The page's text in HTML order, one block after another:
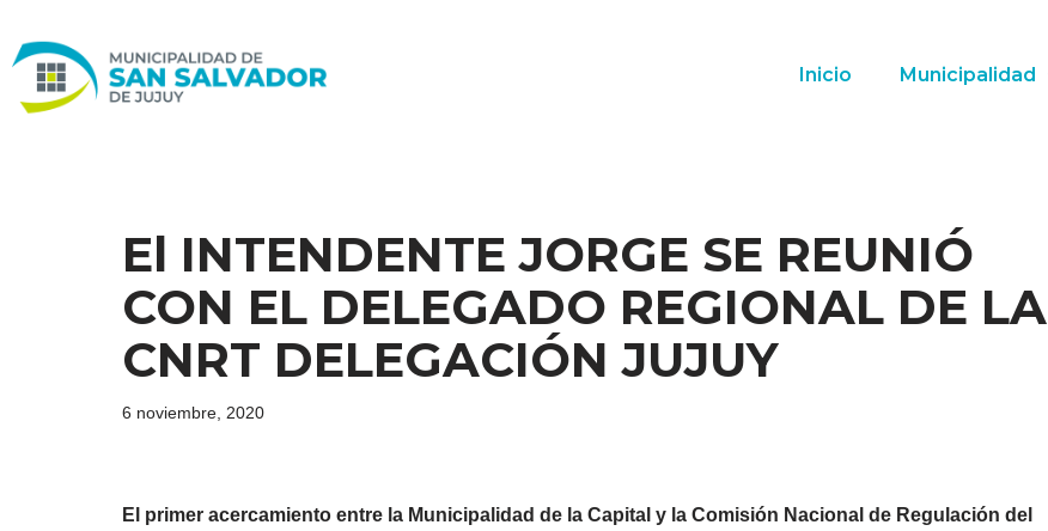
Ir
al
Inicio Municipalidad
El INTENDENTE JORGE SE REUNIÓ
CON EL DELEGADO REGIONAL DE LA
CNRT DELEGACIÓN JUJUY
6 noviembre, 2020
El primer acercamiento entre la Municipalidad de la Capital y la Comisión Nacional de Regulación del